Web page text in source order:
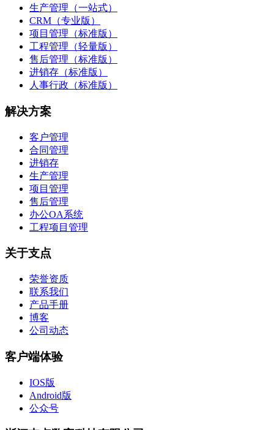
生产管理（一站式）
CRM（专业版）
项目管理（标准版）
工程管理（轻量版）
售后管理（标准版）
进销存（标准版）
人事行政（标准版）
解决方案
客户管理
合同管理
进销存
生产管理
项目管理
售后管理
办公OA系统
工程项目管理
关于支点
荣誉资质
联系我们
产品手册
博客
公司动态
客户端体验
IOS版
Android版
公众号